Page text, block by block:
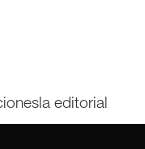
la editorial